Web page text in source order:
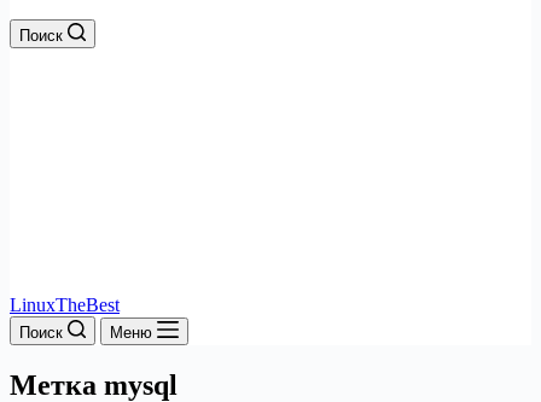
Поиск
LinuxTheBest
Поиск Меню
Метка mysql